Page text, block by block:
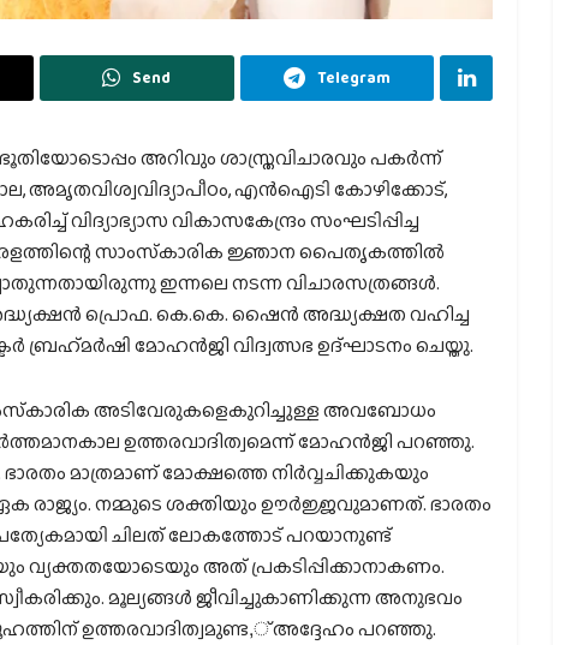
Send Telegram
അറിവും ശാസ്ത്രവിചാരവും പകര്‍ന്ന്
അമൃതവിശ്വവിദ്യാപീഠം, എന്‍ഐടി കോഴിക്കോട്,
വിദ്യാഭ്യാസ വികാസകേന്ദ്രം സംഘടിപ്പിച്ച
സാംസ്‌കാരിക ജ്ഞാന പൈതൃകത്തില്‍
ഇന്നലെ നടന്ന വിചാരസത്രങ്ങള്‍.
അദ്ധ്യക്ഷന്‍ പ്രൊഫ. കെ.കെ. ഷൈന്‍ അദ്ധ്യക്ഷത വഹിച്ച
മോഹന്‍ജി വിദ്വത്സഭ ഉദ്ഘാടനം ചെയ്തു.
അടിവേരുകളെകുറിച്ചുള്ള അവബോധം
ഉത്തരവാദിത്വമെന്ന് മോഹന്‍ജി പറഞ്ഞു.
മാത്രമാണ് മോക്ഷത്തെ നിര്‍വ്വചിക്കുകയും
രാജ്യം. നമ്മുടെ ശക്തിയും ഊര്‍ജ്ജവുമാണത്. ഭാരതം
ചിലത് ലോകത്തോട് പറയാനുണ്ട്
അത് പ്രകടിപ്പിക്കാനാകണം.
മൂല്യങ്ങള്‍ ജീവിച്ചുകാണിക്കുന്ന അനുഭവം
ഉത്തരവാദിത്വമുണ്ട,് അദ്ദേഹം പറഞ്ഞു.